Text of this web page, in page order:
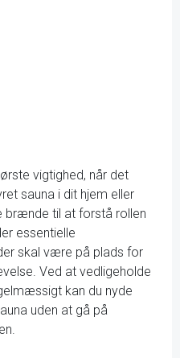
vigtighed, når det
sauna i dit hjem eller
brænde til at forstå rollen
essentielle
skal være på plads for
Ved at vedligeholde
kan du nyde
uden at gå på